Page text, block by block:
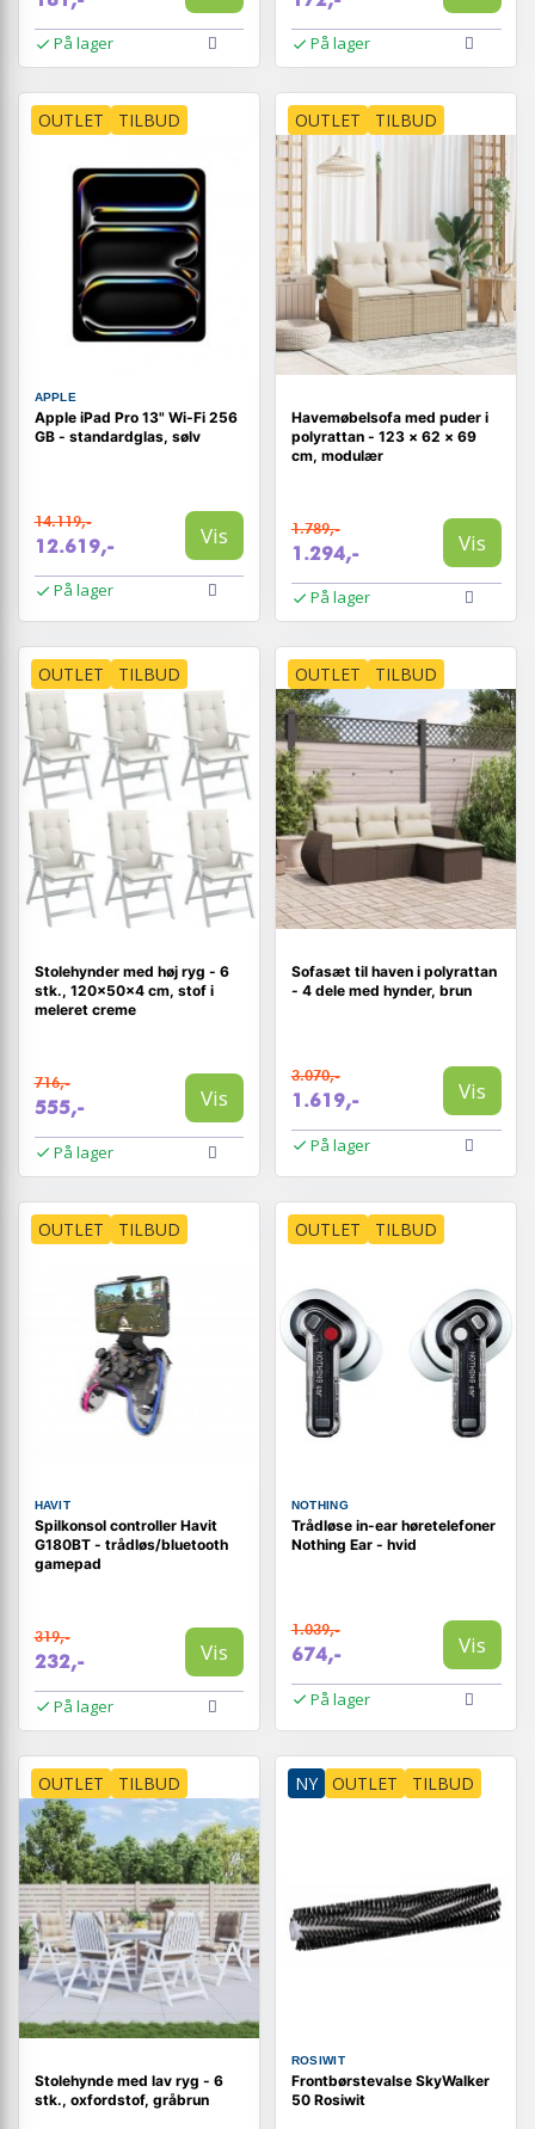
På lager På lager
OUTLET TILBUD
APPLE
Apple iPad Pro 13" Wi‑Fi 256
GB - standardglas, sølv
14.119,-
12.619,- Vis
På lager
OUTLET TILBUD
Havemøbelsofa med puder i
polyrattan - 123 × 62 × 69
cm, modulær
1.789,-
1.294,- Vis
På lager
OUTLET TILBUD
Stolehynder med høj ryg - 6
stk., 120×50×4 cm, stof i
meleret creme
716,-
555,- Vis
På lager
OUTLET TILBUD
Sofasæt til haven i polyrattan
- 4 dele med hynder, brun
3.070,-
1.619,- Vis
På lager
OUTLET TILBUD
HAVIT
Spilkonsol controller Havit
G180BT - trådløs/bluetooth
gamepad
319,-
232,- Vis
På lager
OUTLET TILBUD
NOTHING
Trådløse in-ear høretelefoner
Nothing Ear - hvid
1.039,-
674,- Vis
På lager
OUTLET TILBUD
Stolehynde med lav ryg - 6
stk., oxfordstof, gråbrun
NY OUTLET TILBUD
ROSIWIT
Frontbørstevalse SkyWalker
50 Rosiwit